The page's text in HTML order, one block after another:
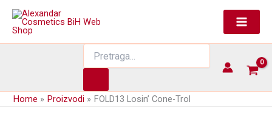
Skip
content
search
Home Proizvodi FOLD13 Losin’ Cone-Trol